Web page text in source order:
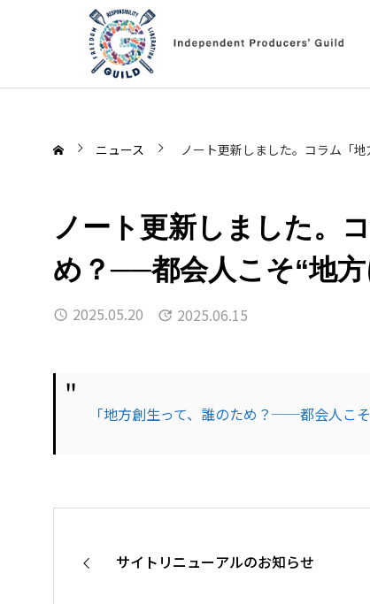
ニュース ノート更新しました。コラム「
ノート更新しました。
め？──都会人こそ“地方
2025.05.20 2025.06.15
「地方創生って、誰のため？──都会人こ
サイトリニューアルのお知らせ